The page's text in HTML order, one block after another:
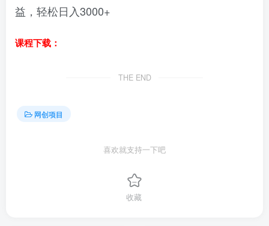
益，轻松日入3000+
课程下载：
THE END
网创项目
喜欢就支持一下吧
收藏